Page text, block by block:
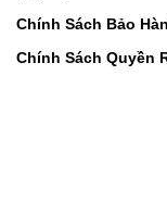
Chính Sách Bảo
Chính Sách Quyền